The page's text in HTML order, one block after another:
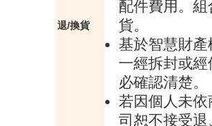
退/換貨
配件費用。
貨。
基於智慧財
一經拆封或
必確認清楚。
若因個人未
司恕不接受